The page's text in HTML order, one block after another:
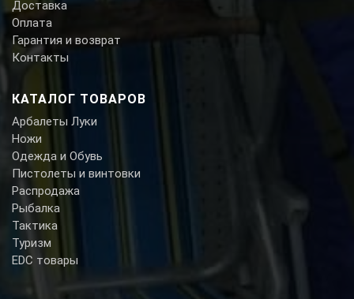
Доставка
Оплата
Гарантия и возврат
Контакты
КАТАЛОГ ТОВАРОВ
Арбалеты Луки
Ножи
Одежда и Обувь
Пистолеты и винтовки
Распродажа
Рыбалка
Тактика
Туризм
EDC товары